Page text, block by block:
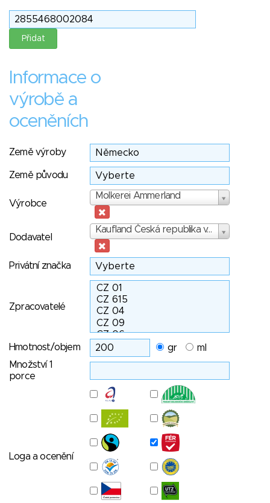
Informace o
výrobě a
oceněních
Země výroby
Země původu
Výrobce
Molkerei Ammerland
Výrobce
Dodavatel
Kaufland Česká republika v.o.s.
Dodavatel
Privátní značka
Zpracovatelé
Hmotnost/objem gr
ml
Množství 1
porce
Loga a ocenění